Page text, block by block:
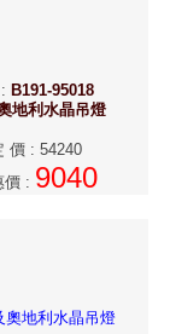
: B191-95018
地利水晶吊燈
價 : 54240
價 : 9040